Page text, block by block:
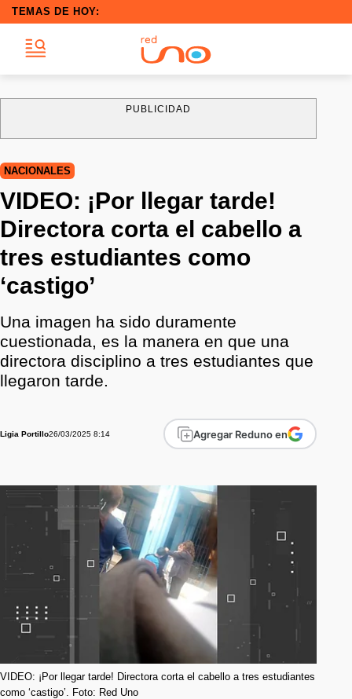
TEMAS DE HOY:
PUBLICIDAD
NACIONALES
VIDEO: ¡Por llegar tarde!
Directora corta el cabello a
tres estudiantes como
‘castigo’
Una imagen ha sido duramente
cuestionada, es la manera en que una
directora disciplino a tres estudiantes que
llegaron tarde.
Ligia Portillo26/03/2025 8:14 Agregar Reduno en
VIDEO: ¡Por llegar tarde! Directora corta el cabello a tres estudiantes
como ‘castigo’. Foto: Red Uno